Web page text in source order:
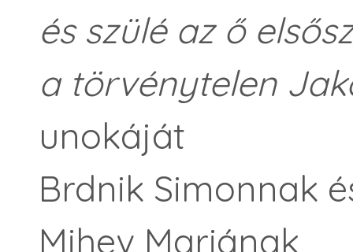
és szülé az ő
a törvénytelen
unokáját
Brdnik Simonnak
Mihev Mariának,